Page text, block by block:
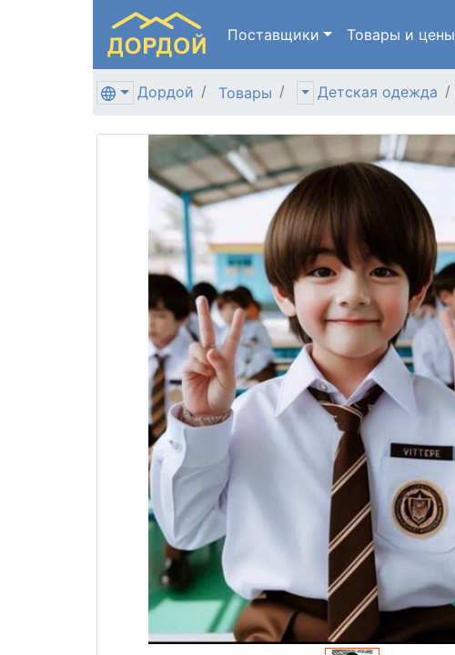
Поставщики Товары и цены
Дордой Товары Детская одежда